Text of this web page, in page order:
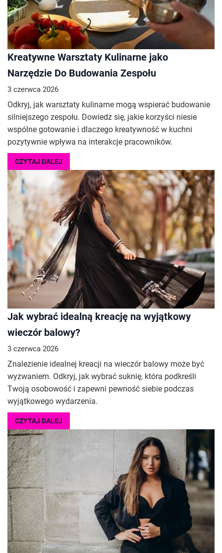
Kreatywne Warsztaty Kulinarne jako
Narzędzie Do Budowania Zespołu
3 czerwca 2026
Odkryj, jak warsztaty kulinarne mogą wspierać budowanie
silniejszego zespołu. Dowiedz się, jakie korzyści niesie
wspólne gotowanie i dlaczego kreatywność w kuchni
pozytywnie wpływa na interakcje pracowników.
CZYTAJ DALEJ
Jak wybrać idealną kreację na wyjątkowy
wieczór balowy?
3 czerwca 2026
Znalezienie idealnej kreacji na wieczór balowy może być
wyzwaniem. Odkryj, jak wybrać suknię, która podkreśli
Twoją osobowość i zapewni pewność siebie podczas
wyjątkowego wydarzenia.
CZYTAJ DALEJ